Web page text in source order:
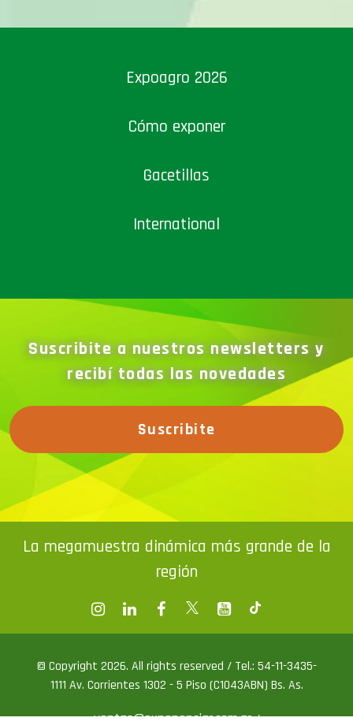
Expoagro 2026
Cómo exponer
Gacetillas
International
Suscribite a nuestros newsletters y
recibí todas las novedades
Suscribite
La megamuestra dinámica más grande de la
región
© Copyright 2026. All rights reserved / Tel.: 54-11-3435-
1111 Av. Corrientes 1302 - 5 Piso (C1043ABN) Bs. As.
ventas@exponenciar.com.ar/